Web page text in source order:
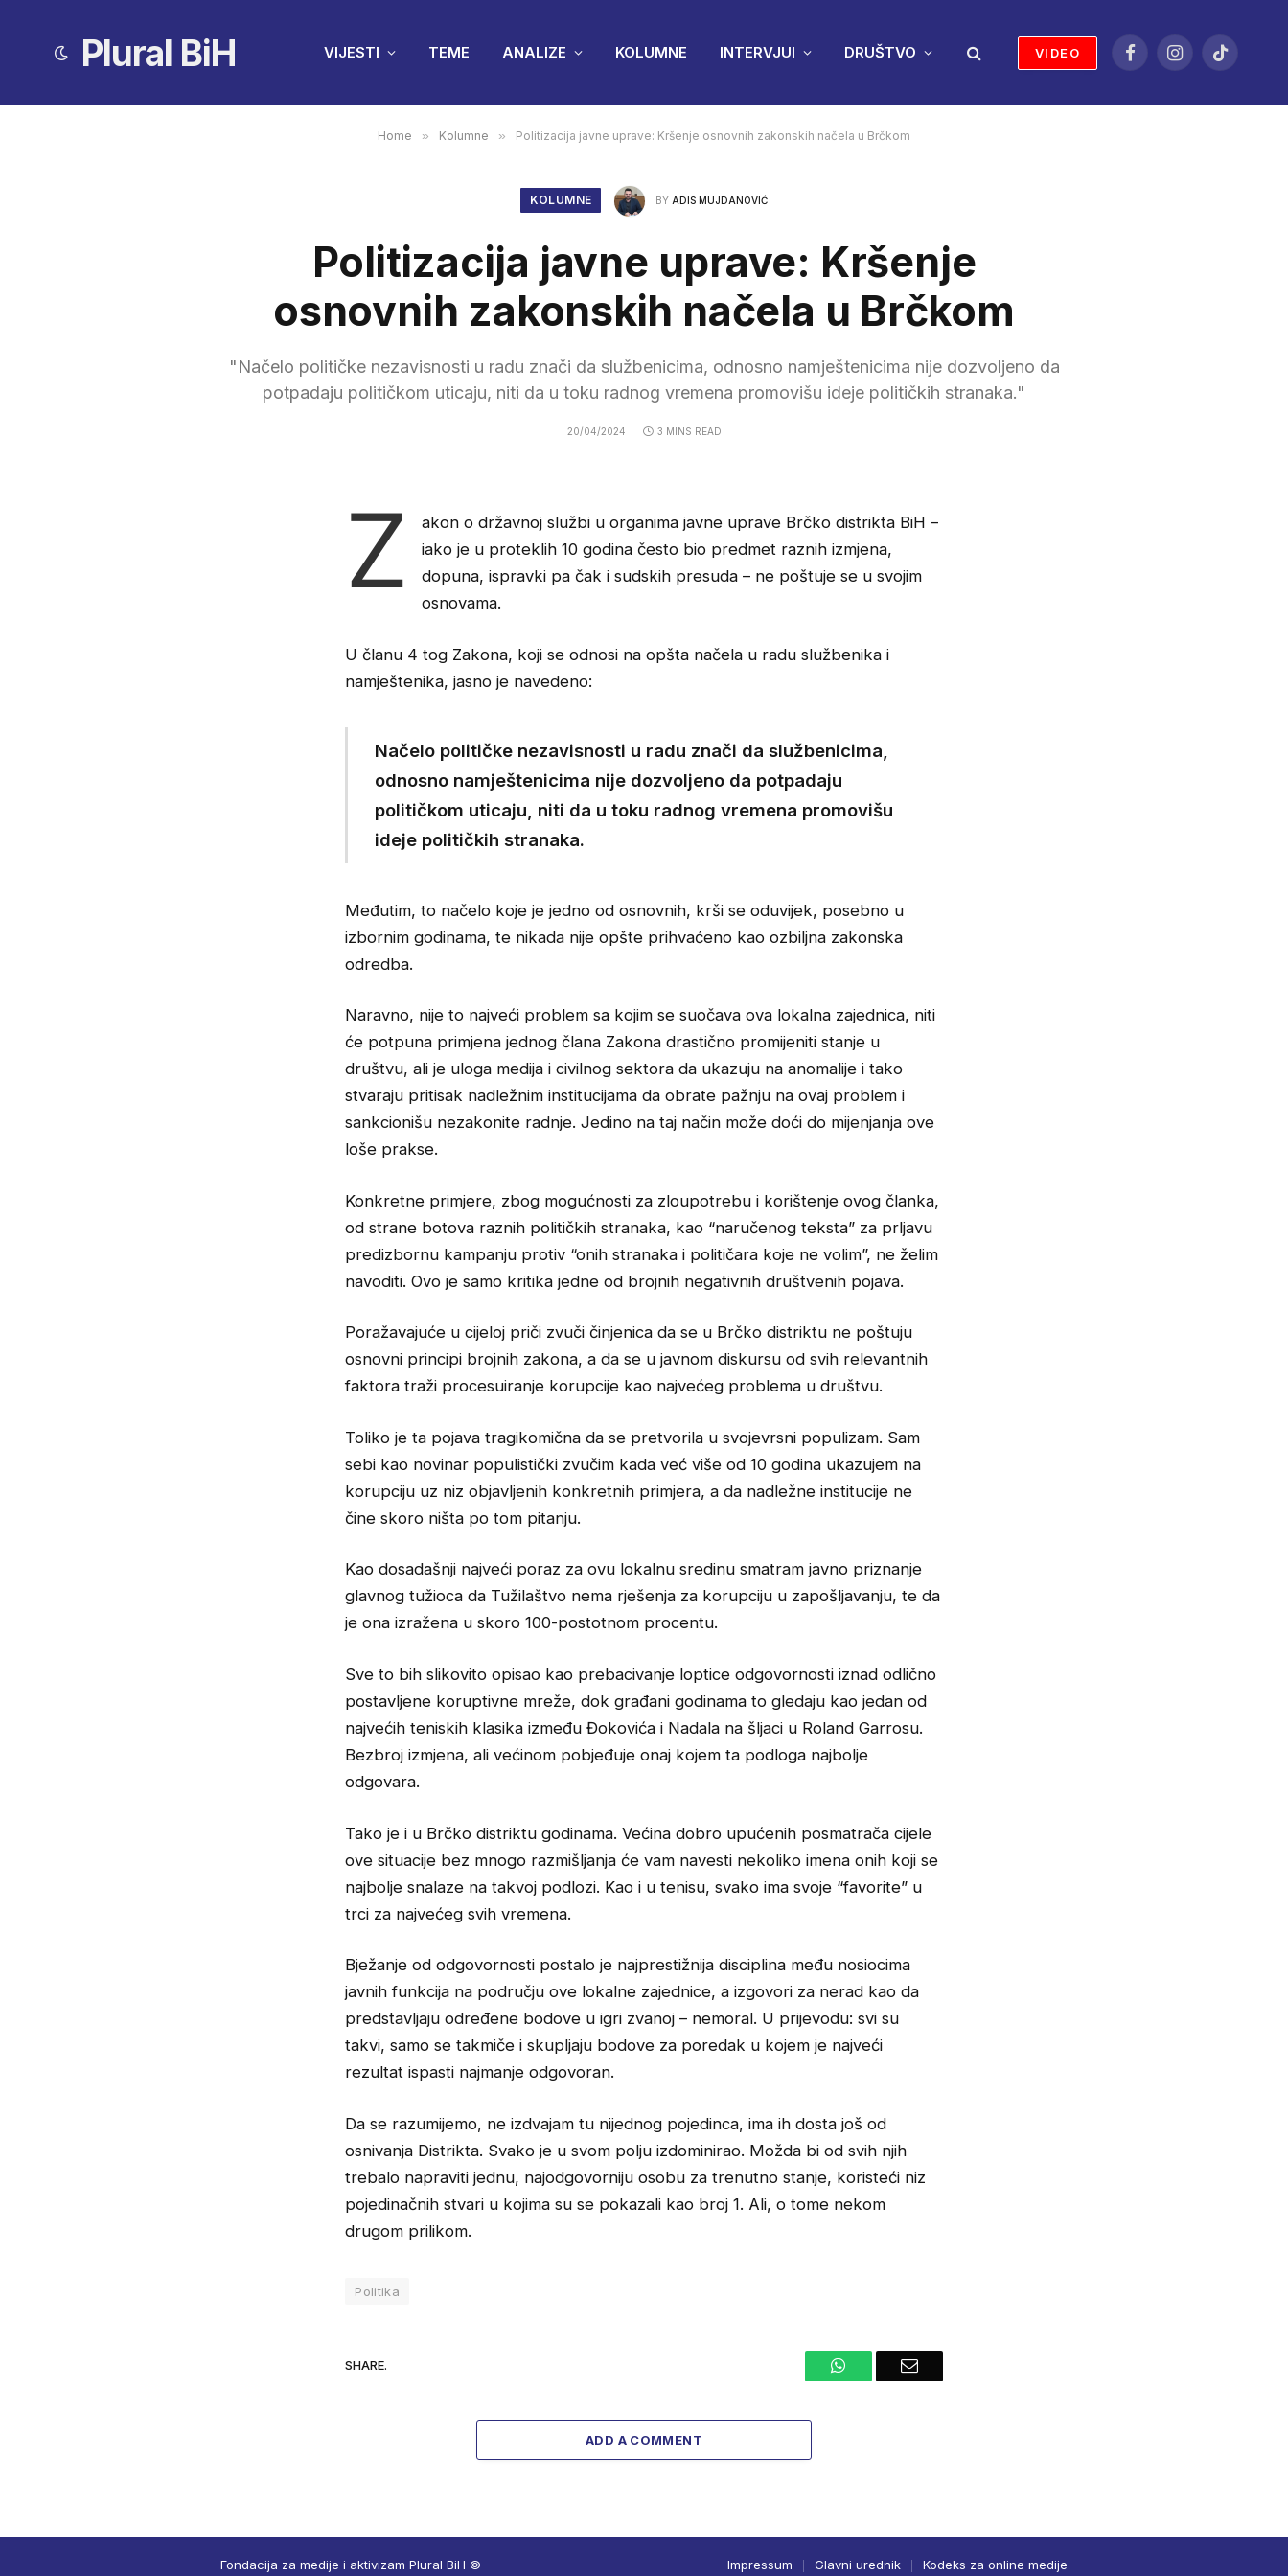
Plural BiH VIJESTI TEME ANALIZE KOLUMNE INTERVJUI DRUŠTVO VIDEO
FacebookInstagramTikTok
Home » Kolumne » Politizacija javne uprave: Kršenje osnovnih zakonskih načela u Brčkom
KOLUMNE BY ADIS MUJDANOVIĆ
Politizacija javne uprave: Kršenje
osnovnih zakonskih načela u Brčkom
"Načelo političke nezavisnosti u radu znači da službenicima, odnosno namještenicima nije dozvoljeno da
potpadaju političkom uticaju, niti da u toku radnog vremena promovišu ideje političkih stranaka."
20/04/2024 3 MINS READ
Z
akon o državnoj službi u organima javne uprave Brčko distrikta BiH –
iako je u proteklih 10 godina često bio predmet raznih izmjena,
dopuna, ispravki pa čak i sudskih presuda – ne poštuje se u svojim
osnovama.
U članu 4 tog Zakona, koji se odnosi na opšta načela u radu službenika i
namještenika, jasno je navedeno:
Načelo političke nezavisnosti u radu znači da službenicima,
odnosno namještenicima nije dozvoljeno da potpadaju
političkom uticaju, niti da u toku radnog vremena promovišu
ideje političkih stranaka.
Međutim, to načelo koje je jedno od osnovnih, krši se oduvijek, posebno u
izbornim godinama, te nikada nije opšte prihvaćeno kao ozbiljna zakonska
odredba.
Naravno, nije to najveći problem sa kojim se suočava ova lokalna zajednica, niti
će potpuna primjena jednog člana Zakona drastično promijeniti stanje u
društvu, ali je uloga medija i civilnog sektora da ukazuju na anomalije i tako
stvaraju pritisak nadležnim institucijama da obrate pažnju na ovaj problem i
sankcionišu nezakonite radnje. Jedino na taj način može doći do mijenjanja ove
loše prakse.
Konkretne primjere, zbog mogućnosti za zloupotrebu i korištenje ovog članka,
od strane botova raznih političkih stranaka, kao “naručenog teksta” za prljavu
predizbornu kampanju protiv “onih stranaka i političara koje ne volim”, ne želim
navoditi. Ovo je samo kritika jedne od brojnih negativnih društvenih pojava.
Poražavajuće u cijeloj priči zvuči činjenica da se u Brčko distriktu ne poštuju
osnovni principi brojnih zakona, a da se u javnom diskursu od svih relevantnih
faktora traži procesuiranje korupcije kao najvećeg problema u društvu.
Toliko je ta pojava tragikomična da se pretvorila u svojevrsni populizam. Sam
sebi kao novinar populistički zvučim kada već više od 10 godina ukazujem na
korupciju uz niz objavljenih konkretnih primjera, a da nadležne institucije ne
čine skoro ništa po tom pitanju.
Kao dosadašnji najveći poraz za ovu lokalnu sredinu smatram javno priznanje
glavnog tužioca da Tužilaštvo nema rješenja za korupciju u zapošljavanju, te da
je ona izražena u skoro 100-postotnom procentu.
Sve to bih slikovito opisao kao prebacivanje loptice odgovornosti iznad odlično
postavljene koruptivne mreže, dok građani godinama to gledaju kao jedan od
najvećih teniskih klasika između Đokovića i Nadala na šljaci u Roland Garrosu.
Bezbroj izmjena, ali većinom pobjeđuje onaj kojem ta podloga najbolje
odgovara.
Tako je i u Brčko distriktu godinama. Većina dobro upućenih posmatrača cijele
ove situacije bez mnogo razmišljanja će vam navesti nekoliko imena onih koji se
najbolje snalaze na takvoj podlozi. Kao i u tenisu, svako ima svoje “favorite” u
trci za najvećeg svih vremena.
Bježanje od odgovornosti postalo je najprestižnija disciplina među nosiocima
javnih funkcija na području ove lokalne zajednice, a izgovori za nerad kao da
predstavljaju određene bodove u igri zvanoj – nemoral. U prijevodu: svi su
takvi, samo se takmiče i skupljaju bodove za poredak u kojem je najveći
rezultat ispasti najmanje odgovoran.
Da se razumijemo, ne izdvajam tu nijednog pojedinca, ima ih dosta još od
osnivanja Distrikta. Svako je u svom polju izdominirao. Možda bi od svih njih
trebalo napraviti jednu, najodgovorniju osobu za trenutno stanje, koristeći niz
pojedinačnih stvari u kojima su se pokazali kao broj 1. Ali, o tome nekom
drugom prilikom.
Politika
SHARE. WhatsAppEmail
ADD A COMMENT
Fondacija za medije i aktivizam Plural BiH © Impressum Glavni urednik Kodeks za online medije